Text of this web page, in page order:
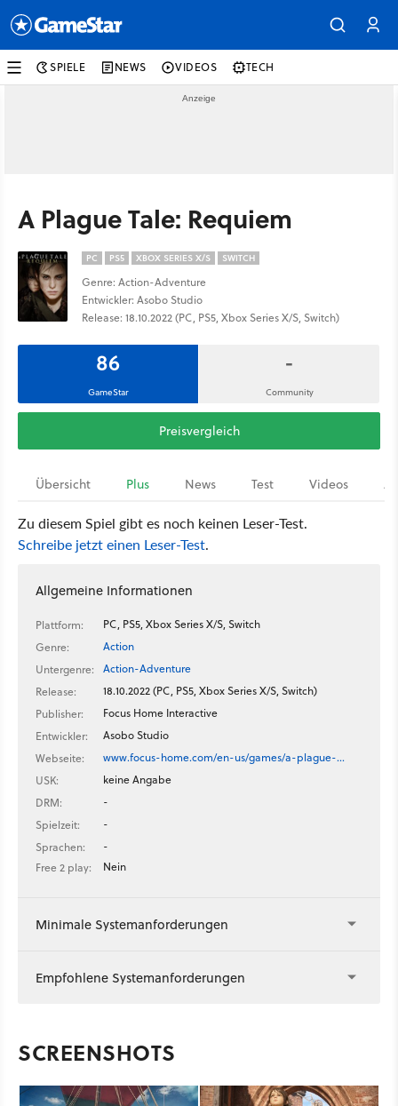
SPIELE NEWS VIDEOS TECH
A Plague Tale: Requiem
PC PS5 XBOX SERIES X/S SWITCH
Genre: Action-Adventure
Entwickler: Asobo Studio
Release: 18.10.2022 (PC, PS5, Xbox Series X/S, Switch)
86
GameStar
-
Community
Preisvergleich
Übersicht Plus News Test Videos
Zu diesem Spiel gibt es noch keinen Leser-Test.
Schreibe jetzt einen Leser-Test.
Allgemeine Informationen
Plattform:
PC, PS5, Xbox Series X/S, Switch
Genre:
Action
Untergenre:
Action-Adventure
Release:
18.10.2022 (PC, PS5, Xbox Series X/S, Switch)
Publisher:
Focus Home Interactive
Entwickler:
Asobo Studio
Webseite:
www.focus-home.com/en-us/games/a-plague-…
USK:
keine Angabe
DRM:
-
Spielzeit:
-
Sprachen:
-
Free 2 play:
Nein
Minimale Systemanforderungen
Empfohlene Systemanforderungen
SCREENSHOTS